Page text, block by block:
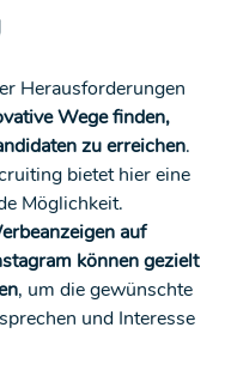
Herausforderungen
Wege finden,
zu erreichen.
bietet hier eine
Möglichkeit.
auf
können gezielt
, um die gewünschte
und Interesse